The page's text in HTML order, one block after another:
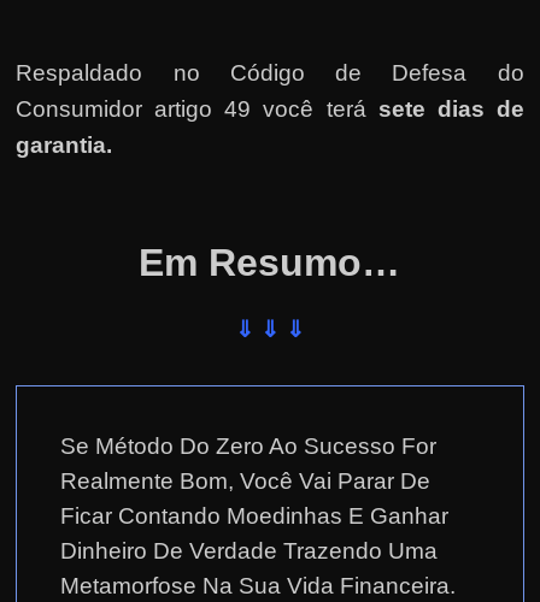
Respaldado no Código de Defesa do
Consumidor artigo 49 você terá sete dias de
garantia.
Em Resumo…
⇓ ⇓ ⇓
Se Método Do Zero Ao Sucesso For
Realmente Bom, Você Vai Parar De
Ficar Contando Moedinhas E Ganhar
Dinheiro De Verdade Trazendo Uma
Metamorfose Na Sua Vida Financeira.